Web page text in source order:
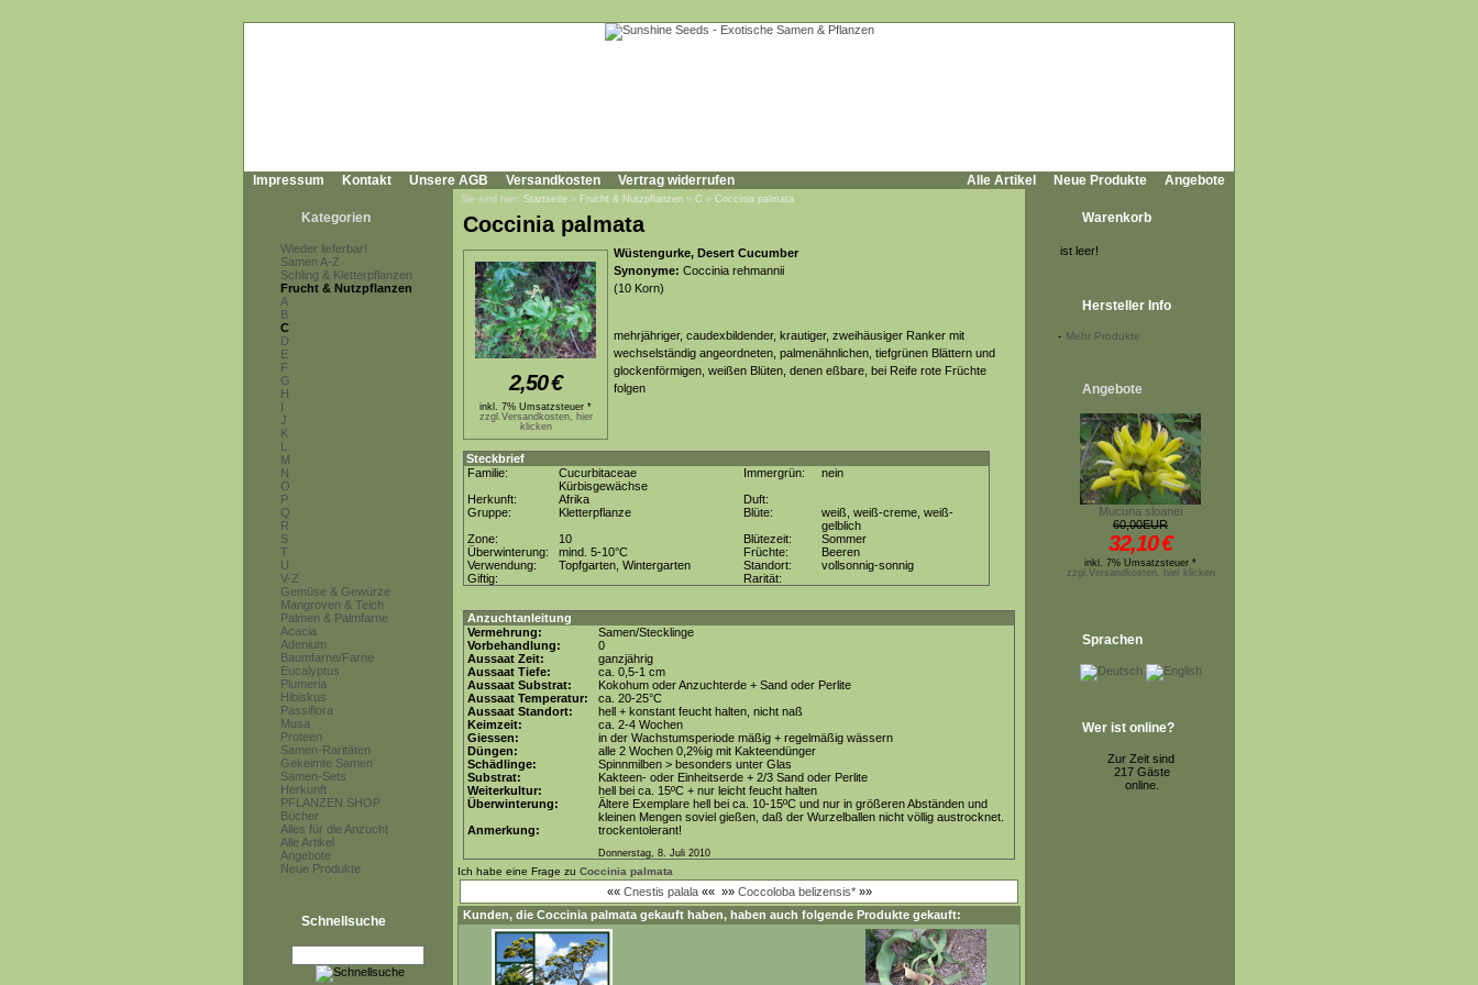
Impressum Kontakt Unsere AGB Versandkosten Vertrag widerrufen Alle Artikel Neue Produkte Angebote
Kategorien
Wieder lieferbar!
Samen A-Z
Schling & Kletterpflanzen
Frucht & Nutzpflanzen
A
B
C
D
E
F
G
H
I
J
K
L
M
N
O
P
Q
R
S
T
U
V-Z
Gemüse & Gewürze
Mangroven & Teich
Palmen & Palmfarne
Acacia
Adenium
Baumfarne/Farne
Eucalyptus
Plumeria
Hibiskus
Passiflora
Musa
Proteen
Samen-Raritäten
Gekeimte Samen
Samen-Sets
Herkunft
PFLANZEN SHOP
Bücher
Alles für die Anzucht
Alle Artikel
Angebote
Neue Produkte
Schnellsuche
Sie sind hier: Startseite » Frucht & Nutzpflanzen » C » Coccinia palmata
Coccinia palmata
2,50€
inkl. 7% Umsatzsteuer *
zzgl.Versandkosten, hier
klicken
Wüstengurke, Desert Cucumber
Synonyme: Coccinia rehmannii
(10 Korn)
mehrjähriger, caudexbildender, krautiger, zweihäusiger Ranker mit
wechselständig angeordneten, palmenähnlichen, tiefgrünen Blättern und
glockenförmigen, weißen Blüten, denen eßbare, bei Reife rote Früchte
folgen
Steckbrief
Familie:
Cucurbitaceae
Kürbisgewächse
Immergrün:
nein
Herkunft:
Afrika
Duft:
Gruppe:
Kletterpflanze Blüte:
weiß, weiß-creme, weiß-
gelblich
Zone:
10 Blütezeit:
Sommer
Überwinterung:
mind. 5-10°C Früchte:
Beeren
Verwendung:
Topfgarten, Wintergarten Standort:
vollsonnig-sonnig
Giftig:
Rarität:
Anzuchtanleitung
Vermehrung:
Samen/Stecklinge
Vorbehandlung:
0
Aussaat Zeit:
ganzjährig
Aussaat Tiefe:
ca. 0,5-1 cm
Aussaat Substrat:
Kokohum oder Anzuchterde + Sand oder Perlite
Aussaat Temperatur:
ca. 20-25°C
Aussaat Standort:
hell + konstant feucht halten, nicht naß
Keimzeit:
ca. 2-4 Wochen
Giessen:
in der Wachstumsperiode mäßig + regelmäßig wässern
Düngen:
alle 2 Wochen 0,2%ig mit Kakteendünger
Schädlinge:
Spinnmilben > besonders unter Glas
Substrat:
Kakteen- oder Einheitserde + 2/3 Sand oder Perlite
Weiterkultur:
hell bei ca. 15ºC + nur leicht feucht halten
Überwinterung:
Ältere Exemplare hell bei ca. 10-15ºC und nur in größeren Abständen und
kleinen Mengen soviel gießen, daß der Wurzelballen nicht völlig austrocknet.
Anmerkung:
trockentolerant!
Donnerstag, 8. Juli 2010
Ich habe eine Frage zu Coccinia palmata
«« Cnestis palala«« »» Coccoloba belizensis*»»
Kunden, die Coccinia palmata gekauft haben, haben auch folgende Produkte gekauft:
Warenkorb
ist leer!
Hersteller Info
- Mehr Produkte
Angebote
Mucuna sloanei
60,00EUR
32,10€
inkl. 7% Umsatzsteuer *
zzgl.Versandkosten, hier klicken
Sprachen
Wer ist online?
Zur Zeit sind
217 Gäste
online.